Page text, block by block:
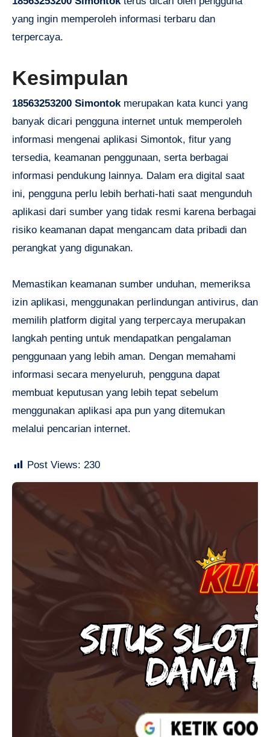
yang ingin memperoleh informasi terbaru dan
terpercaya.
Kesimpulan
18563253200 Simontokmerupakan kata kunci yang
banyak dicari pengguna internet untuk memperoleh
informasi mengenai aplikasi Simontok, fitur yang
tersedia, keamanan penggunaan, serta berbagai
informasi pendukung lainnya. Dalam era digital saat
ini, pengguna perlu lebih berhati-hati saat mengunduh
aplikasi dari sumber yang tidak resmi karena berbagai
risiko keamanan dapat mengancam data pribadi dan
perangkat yang digunakan.
Memastikan keamanan sumber unduhan, memeriksa
izin aplikasi, menggunakan perlindungan antivirus, dan
memilih platform digital yang terpercaya merupakan
langkah penting untuk mendapatkan pengalaman
penggunaan yang lebih aman. Dengan memahami
informasi secara menyeluruh, pengguna dapat
membuat keputusan yang lebih tepat sebelum
menggunakan aplikasi apa pun yang ditemukan
melalui pencarian internet.
Post Views: 230